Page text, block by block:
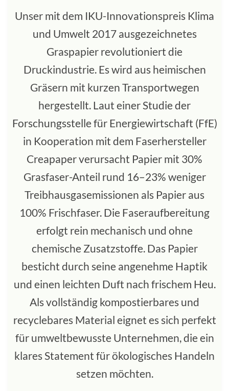
Unser mit dem IKU-Innovationspreis Klima
und Umwelt 2017 ausgezeichnetes
Graspapier revolutioniert die
Druckindustrie. Es wird aus heimischen
Gräsern mit kurzen Transportwegen
hergestellt. Laut einer Studie der
Forschungsstelle für Energiewirtschaft (FfE)
in Kooperation mit dem Faserhersteller
Creapaper verursacht Papier mit 30%
Grasfaser-Anteil rund 16–23% weniger
Treibhausgasemissionen als Papier aus
100% Frischfaser. Die Faseraufbereitung
erfolgt rein mechanisch und ohne
chemische Zusatzstoffe. Das Papier
besticht durch seine angenehme Haptik
und einen leichten Duft nach frischem Heu.
Als vollständig kompostierbares und
recyclebares Material eignet es sich perfekt
für umweltbewusste Unternehmen, die ein
klares Statement für ökologisches Handeln
setzen möchten.